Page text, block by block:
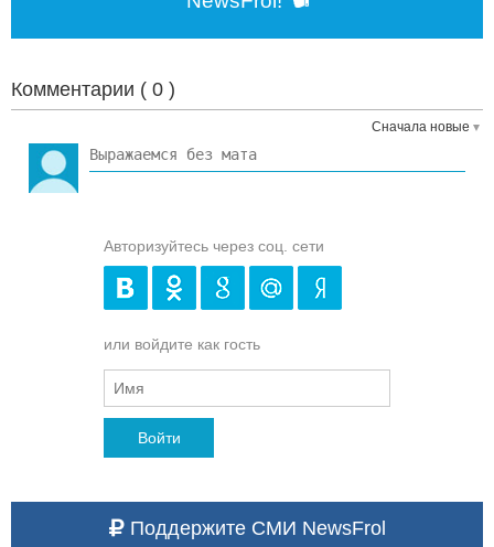
Комментарии ( 0 )
Сначала новые
Авторизуйтесь через соц. сети
или войдите как гость
Войти
Поддержите СМИ NewsFrol